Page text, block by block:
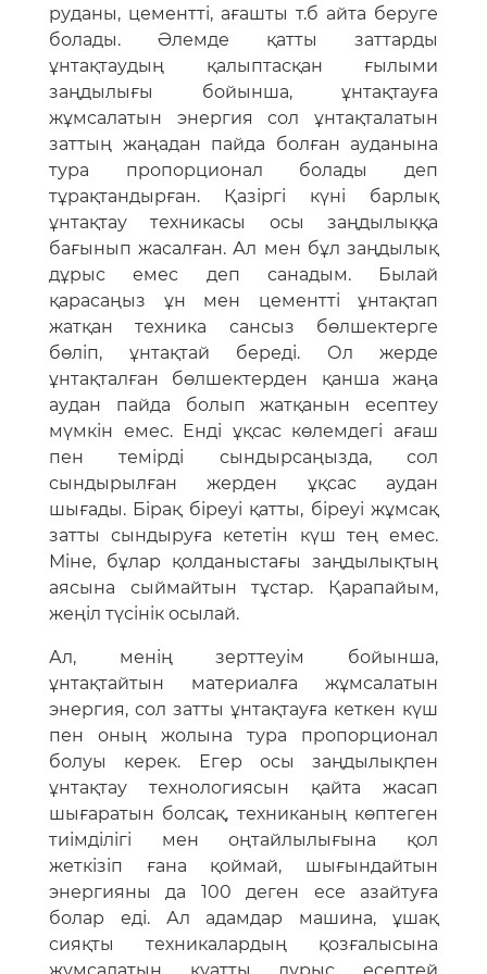
руданы, цементті, ағашты т.б айта беруге
болады. Әлемде қатты заттарды
ұнтақтаудың қалыптасқан ғылыми
заңдылығы бойынша, ұнтақтауға
жұмсалатын энергия сол ұнтақталатын
заттың жаңадан пайда болған ауданына
тура пропорционал болады деп
тұрақтандырған. Қазіргі күні барлық
ұнтақтау техникасы осы заңдылыққа
бағынып жасалған. Ал мен бұл заңдылық
дұрыс емес деп санадым. Былай
қарасаңыз ұн мен цементті ұнтақтап
жатқан техника сансыз бөлшектерге
бөліп, ұнтақтай береді. Ол жерде
ұнтақталған бөлшектерден қанша жаңа
аудан пайда болып жатқанын есептеу
мүмкін емес. Енді ұқсас көлемдегі ағаш
пен темірді сындырсаңызда, сол
сындырылған жерден ұқсас аудан
шығады. Бірақ біреуі қатты, біреуі жұмсақ
затты сындыруға кететін күш тең емес.
Міне, бұлар қолданыстағы заңдылықтың
аясына сыймайтын тұстар. Қарапайым,
жеңіл түсінік осылай.
Ал, менің зерттеуім бойынша,
ұнтақтайтын материалға жұмсалатын
энергия, сол затты ұнтақтауға кеткен күш
пен оның жолына тура пропорционал
болуы керек. Егер осы заңдылықпен
ұнтақтау технологиясын қайта жасап
шығаратын болсақ, техниканың көптеген
тиімділігі мен оңтайлылығына қол
жеткізіп ғана қоймай, шығындайтын
энергияны да 100 деген есе азайтуға
болар еді. Ал адамдар машина, ұшақ
сияқты техникалардың қозғалысына